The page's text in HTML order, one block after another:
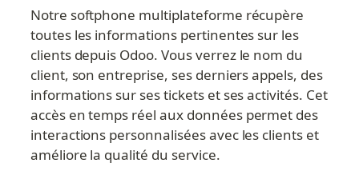
Notre softphone multiplateforme récupère
toutes les informations pertinentes sur les
clients depuis Odoo. Vous verrez le nom du
client, son entreprise, ses derniers appels, des
informations sur ses tickets et ses activités. Cet
accès en temps réel aux données permet des
interactions personnalisées avec les clients et
améliore la qualité du service.